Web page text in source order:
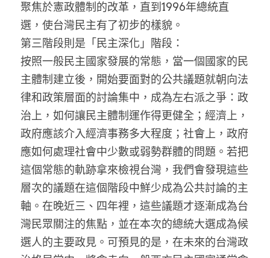
聚焦於憲政體制的改革，直到1996年總統直
選，使台灣民主有了初步的樣貌。
第三階段則是「民主深化」階段：
按照一般民主國家發展的常態，當一個國家的民
主體制建立後，開始要面對的公共議題就朝向法
律和政策層面的討論集中，成為左右派之爭：政
治上，如何讓民主體制運作得更健全；經濟上，
政府應該介入經濟事務多大程度；社會上，政府
應如何處理社會中少數或弱勢群體的問題。若把
這個常態的軌跡拿來檢視台灣，我們會發現這些
層次的議題在這個階段中鮮少成為公共討論的主
軸。在晚近三、四年裡，這些議題才逐漸成為台
灣民眾關注的焦點，並在本次的總統大選成為候
選人的主要政見。可預見的是，在未來的台灣政